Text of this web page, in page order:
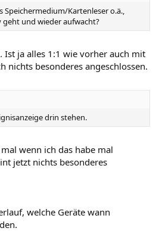
Kartenleser o.ä.,
geht und wieder aufwacht?
Ist ja alles 1:1 wie vorher auch mit
nichts besonderes angeschlossen.
drin stehen.
wenn ich das habe mal
jetzt nichts besonderes
welche Geräte wann